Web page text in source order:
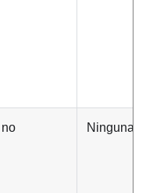
no Ninguna